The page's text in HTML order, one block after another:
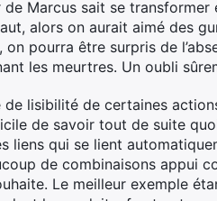
Marcus sait se transformer
alors on aurait aimé des
on pourra être surpris de
les meurtres. Un oubli
lisibilité de certaines
de savoir tout de suite
liens qui se lient
de combinaisons appui
Le meilleur exemple